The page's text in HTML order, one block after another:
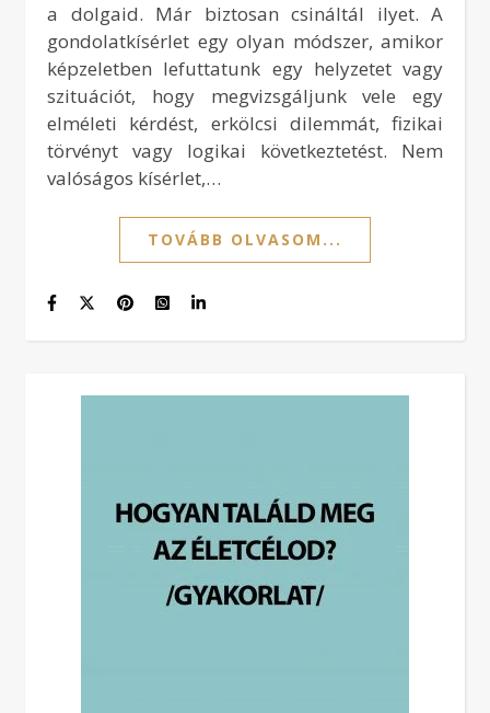
a dolgaid. Már biztosan csináltál ilyet. A
gondolatkísérlet egy olyan módszer, amikor
képzeletben lefuttatunk egy helyzetet vagy
szituációt, hogy megvizsgáljunk vele egy
elméleti kérdést, erkölcsi dilemmát, fizikai
törvényt vagy logikai következtetést. Nem
valóságos kísérlet,…
TOVÁBB OLVASOM...